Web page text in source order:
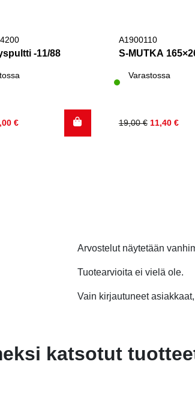
-11/88
€
A1900110
S-MUTKA
Varastossa
19,00€
Alkuperäinen
11,40 €
Nykyinen
Arvostelut näytetään
Tuotearvioita ei vielä ole.
Vain kirjautuneet
katsotut